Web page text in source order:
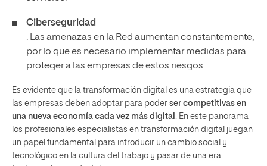
Ciberseguridad
. Las amenazas en la Red aumentan constantemente,
por lo que es necesario implementar medidas para
proteger a las empresas de estos riesgos.
Es evidente que la transformación digital es una estrategia que
las empresas deben adoptar para poder ser competitivas en
una nueva economía cada vez más digital
. En este panorama
los profesionales especialistas en transformación digital juegan
un papel fundamental para introducir un cambio social y
tecnológico en la cultura del trabajo y pasar de una era